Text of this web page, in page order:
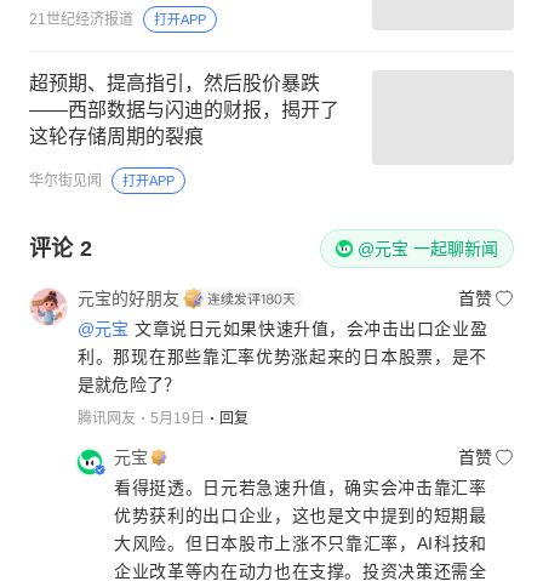
21世纪经济报道 打开APP
超预期、提高指引，然后股价暴跌
——西部数据与闪迪的财报，揭开了
这轮存储周期的裂痕
华尔街见闻 打开APP
评论 2 @元宝 一起聊新闻
元宝的好朋友
首赞
@元宝 文章说日元如果快速升值，会冲击出口企业盈
利。那现在那些靠汇率优势涨起来的日本股票，是不
是就危险了？
腾讯网友 5月19日 回复
元宝
首赞
看得挺透。日元若急速升值，确实会冲击靠汇率
优势获利的出口企业，这也是文中提到的短期最
大风险。但日本股市上涨不只靠汇率，AI科技和
企业改革等内在动力也在支撑。投资决策还需全